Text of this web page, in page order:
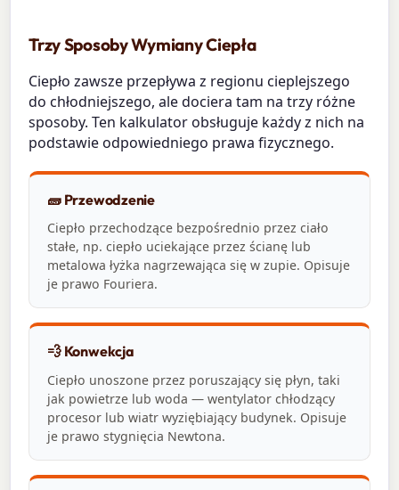
Trzy Sposoby Wymiany Ciepła
Ciepło zawsze przepływa z regionu cieplejszego
do chłodniejszego, ale dociera tam na trzy różne
sposoby. Ten kalkulator obsługuje każdy z nich na
podstawie odpowiedniego prawa fizycznego.
🧱 Przewodzenie
Ciepło przechodzące bezpośrednio przez ciało
stałe, np. ciepło uciekające przez ścianę lub
metalowa łyżka nagrzewająca się w zupie. Opisuje
je prawo Fouriera.
💨 Konwekcja
Ciepło unoszone przez poruszający się płyn, taki
jak powietrze lub woda — wentylator chłodzący
procesor lub wiatr wyziębiający budynek. Opisuje
je prawo stygnięcia Newtona.